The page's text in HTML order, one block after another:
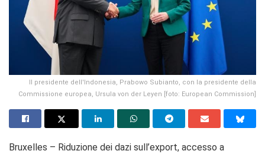
Il presidente dell'Indonesia, Prabowo Subianto, con la presidente della
Commissione europea, Ursula von der Leyen [foto: European Commission]
Bruxelles – Riduzione dei dazi sull’export, accesso a